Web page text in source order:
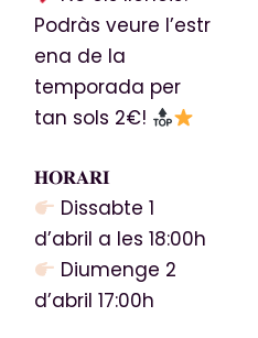
Podràs veure l’estr
ena de la
temporada per
tan sols 2€!
𝐇𝐎𝐑𝐀𝐑𝐈
Dissabte 1
d’abril a les 18:00h
Diumenge 2
d’abril 17:00h